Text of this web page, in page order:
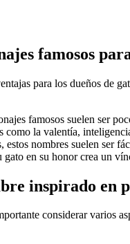
famosos
para los dueños de
famosos suelen ser
como la valentía,
nombres suelen ser
en su honor crea un
inspirado en
considerar varios